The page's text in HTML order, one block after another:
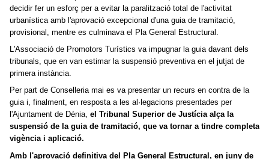
decidir fer un esforç per a evitar la paralització total de l'activitat
urbanística amb l'aprovació excepcional d'una guia de tramitació,
provisional, mentre es culminava el Pla General Estructural.
L'Associació de Promotors Turístics va impugnar la guia davant dels
tribunals, que en van estimar la suspensió preventiva en el jutjat de
primera instància.
Per part de Conselleria mai es va presentar un recurs en contra de la
guia i, finalment, en resposta a les al·legacions presentades per
l'Ajuntament de Dénia, el Tribunal Superior de Justícia alça la
suspensió de la guia de tramitació, que va tornar a tindre completa
vigència i aplicació.
Amb l'aprovació definitiva del Pla General Estructural, en juny de